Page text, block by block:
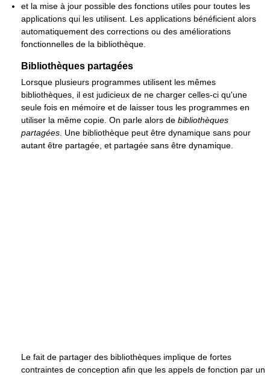
et la mise à jour possible des fonctions utiles pour toutes les
applications qui les utilisent. Les applications bénéficient alors
automatiquement des corrections ou des améliorations
fonctionnelles de la bibliothèque.
Bibliothèques partagées
Lorsque plusieurs programmes utilisent les mêmes
bibliothèques, il est judicieux de ne charger celles-ci qu'une
seule fois en mémoire et de laisser tous les programmes en
utiliser la même copie. On parle alors de bibliothèques
partagées . Une bibliothèque peut être dynamique sans pour
autant être partagée, et partagée sans être dynamique.
Le fait de partager des bibliothèques implique de fortes
contraintes de conception afin que les appels de fonction par un